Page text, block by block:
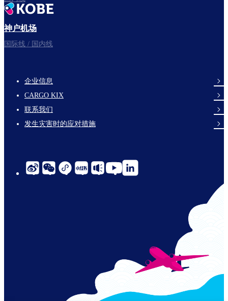
神户机场
国际线 / 国内线
footer-
links-
en-
企业信息
CARGO KIX
联系我们
发生灾害时的应对措施
social-